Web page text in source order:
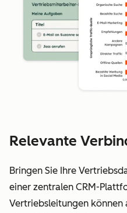
Relevante
Bringen Sie Ihre
einer zentralen CRM-
Vertriebsleitungen können